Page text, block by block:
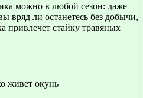
можно в любой сезон: даже
вряд ли останетесь без добычи,
привлечет стайку травяных